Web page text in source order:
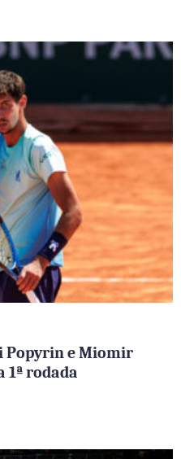
Popyrin e Miomir
1ª rodada